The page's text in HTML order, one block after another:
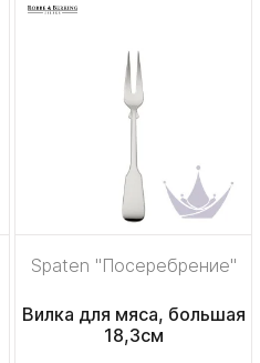
Spaten "Посеребрение"
Вилка для мяса, большая
18,3см